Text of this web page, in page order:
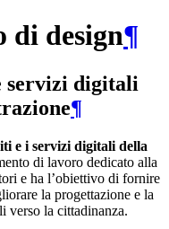
di design¶
servizi digitali
¶
e i servizi digitali della
di lavoro dedicato alla
e ha l’obiettivo di fornire
la progettazione e la
verso la cittadinanza.